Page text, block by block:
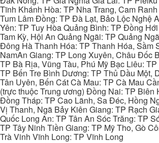
Tĩnh Khánh Hòa: TP Nha Trang, Cam
Tum Lâm Đồng: TP Đà Lạt, Bảo Lộc Nghệ
Yên: TP Tuy Hòa Quảng Bình: TP Đồng
Tam Kỳ, Hội An Quảng Ngãi: TP Quảng
Đông Hà Thanh Hóa: TP Thanh Hóa, Sầm
NamAn Giang: TP Long Xuyên, Châu Đốc
TP Bà Rịa, Vũng Tàu, Phú Mỹ Bạc Liêu:
TP Bến Tre Bình Dương: TP Thủ Dầu Một,
Tân Uyên, Bến Cát Cà Mau: TP Cà Mau
(trực thuộc Trung ương) Đồng Nai: TP Biên
Đồng Tháp: TP Cao Lãnh, Sa Đéc, Hồng
Vị Thanh, Ngã Bảy Kiên Giang: TP Rạch
Quốc Long An: TP Tân An Sóc Trăng: TP
TP Tây Ninh Tiền Giang: TP Mỹ Tho, Gò
Trà Vinh Vĩnh Long: TP Vĩnh Long